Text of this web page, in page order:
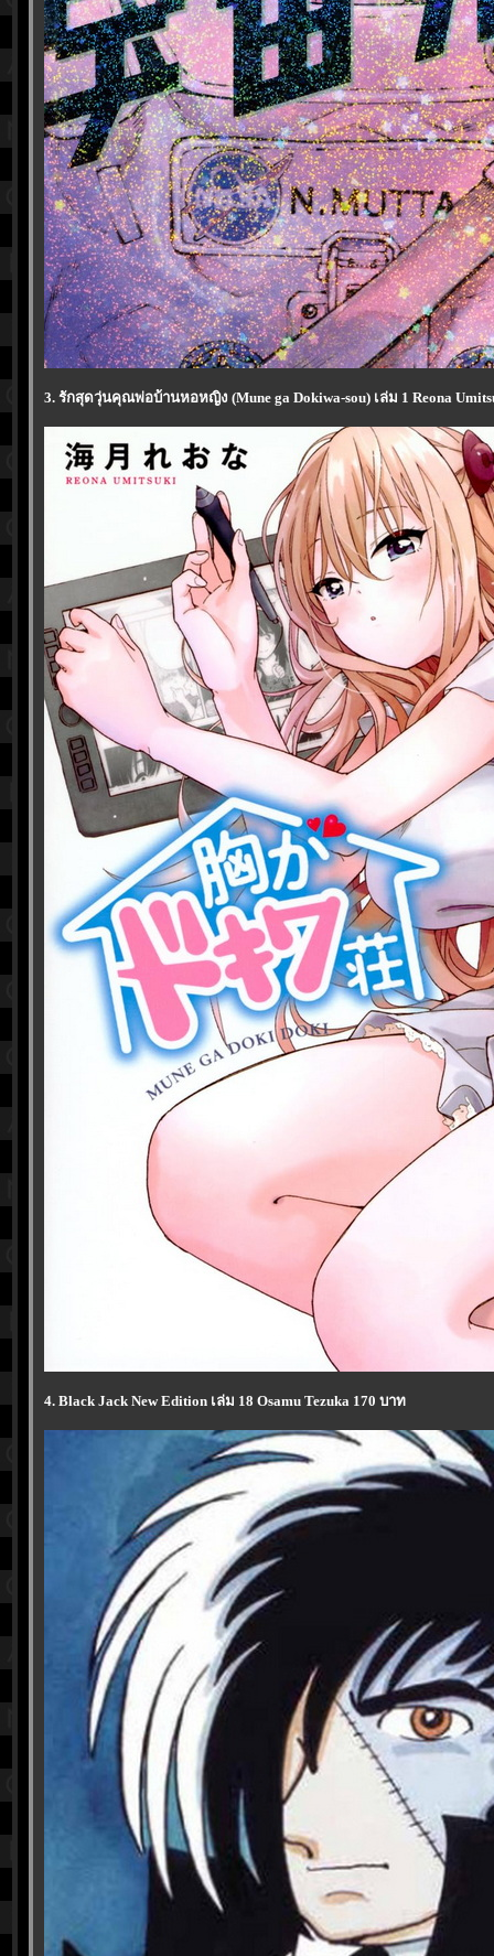
3. รักสุดวุ่นคุณพ่อบ้านหอหญิง (Mune ga Dokiwa-sou) เล่ม 1 Reona
4. Black Jack New Edition เล่ม 18 Osamu Tezuka 170 บาท